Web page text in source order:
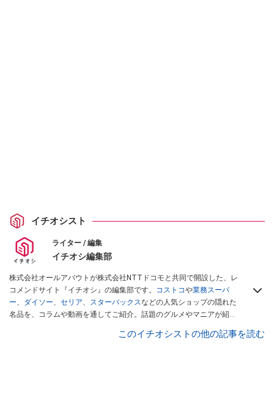
イチオシスト
ライター / 編集
イチオシ編集部
株式会社オールアバウトが株式会社NTTドコモと共同で開設した、レ
コメンドサイト『イチオシ』の編集部です。 コストコや業務スーパ
ー、 ダイソー、 セリア、 スターバックスなどの人気ショップの隠れた
名品を、コラムや動画を通してご紹介。話題のグルメやマニアが紹介
インフルエンサーが実際に使用してレビューしています。毎日トレン
このイチオシストの他の記事を読む